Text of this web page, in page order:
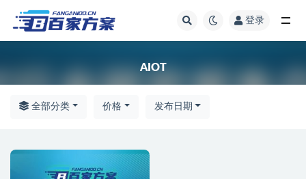
登录
AIOT
全部分类 价格 发布日期